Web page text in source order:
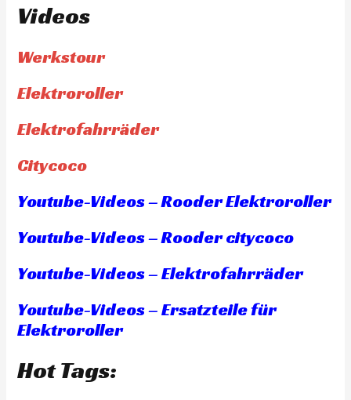
Videos
Werkstour
Elektroroller
Elektrofahrräder
Citycoco
Youtube-Videos – Rooder Elektroroller
Youtube-Videos – Rooder citycoco
Youtube-Videos – Elektrofahrräder
Youtube-Videos – Ersatzteile für
Elektroroller
Hot Tags: